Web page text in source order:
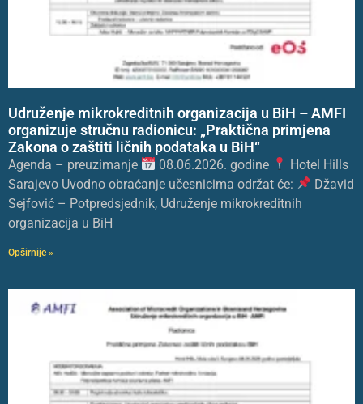
Udruženje mikrokreditnih organizacija u BiH – AMFI
organizuje stručnu radionicu: „Praktična primjena
Zakona o zaštiti ličnih podataka u BiH“
Agenda – preuzimanje 08.06.2026. godine
Hotel Hills
Sarajevo Uvodno obraćanje učesnicima održat će:
Džavid
Sejfović – Potpredsjednik, Udruženje mikrokreditnih
organizacija u BiH
Opširnije »